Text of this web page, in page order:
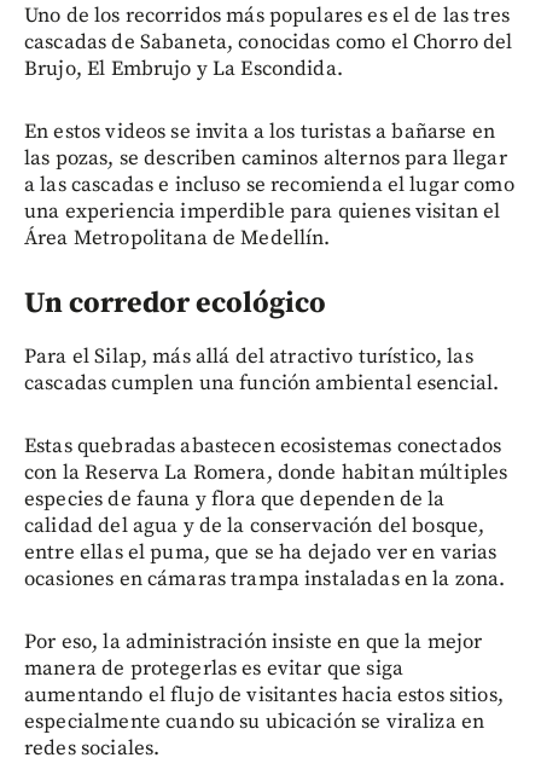
Uno de los recorridos más populares es el de las tres
cascadas de Sabaneta, conocidas como el Chorro del
Brujo, El Embrujo y La Escondida.
En estos videos se invita a los turistas a bañarse en
las pozas, se describen caminos alternos para llegar
a las cascadas e incluso se recomienda el lugar como
una experiencia imperdible para quienes visitan el
Área Metropolitana de Medellín.
Un corredor ecológico
Para el Silap, más allá del atractivo turístico, las
cascadas cumplen una función ambiental esencial.
Estas quebradas abastecen ecosistemas conectados
con la Reserva La Romera, donde habitan múltiples
especies de fauna y flora que dependen de la
calidad del agua y de la conservación del bosque,
entre ellas el puma, que se ha dejado ver en varias
ocasiones en cámaras trampa instaladas en la zona.
Por eso, la administración insiste en que la mejor
manera de protegerlas es evitar que siga
aumentando el flujo de visitantes hacia estos sitios,
especialmente cuando su ubicación se viraliza en
redes sociales.